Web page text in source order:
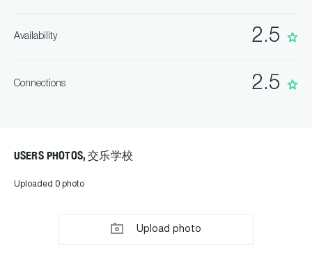
2.5
Availability
2.5
Connections
USERS PHOTOS, 交乐学校
Uploaded 0 photo
Upload photo